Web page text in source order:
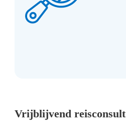
Vrijblijvend reisconsult